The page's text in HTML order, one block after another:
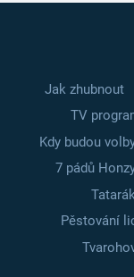
Jak zhubnout
TV
Kdy budou
7 pádů
Pěstování